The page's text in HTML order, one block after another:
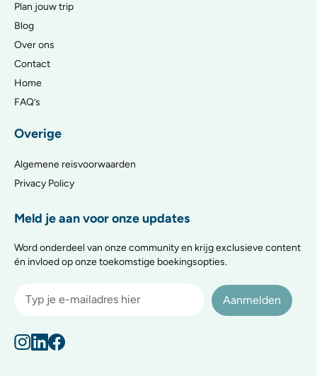
Plan jouw trip
Blog
Over ons
Contact
Home
FAQ’s
Overige
Algemene reisvoorwaarden
Privacy Policy
Meld je aan voor onze updates
Word onderdeel van onze community en krijg exclusieve content
én invloed op onze toekomstige boekingsopties.
Aanmelden